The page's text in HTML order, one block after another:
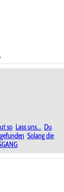
so Lass uns... Du
Solang die